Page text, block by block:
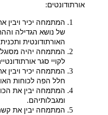
אורתודונטים:
המתמחה יכיר ויבין
של נושא הגדילה
האורתודונטית
המתמחה יהיה מסוגל
לקויי סגר
המתמחה יכיר ויבין
חלל הפה לכוחות
המתמחה יבין את
ומגבלותיהם.
המתמחה יבין את קשר